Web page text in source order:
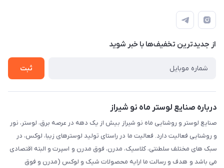
طبقه همکف واحد 131
درباره ما
تماس با ما
قوانین و مقررات
حریم خصوصی
راهنما
از جدید‌ترین تخفیف‌ها با‌ خبر شوید
ثبت
درباره صنایع لوستر ماه نو شیراز
صنایع لوستر و روشنایی ماه نو شیراز بیش از یک دهه در عرصه برق، لوستر، نور
و روشنایی فعالیت دارد. فعالیت ما در راستای تولید لوسترهای زیبا، لوکس، در
سبک های مختلف سلطنتی، کلاسیک، مدرن، فوق مدرن و اسپرت و البته اقتصادی
می باشد و هدف و رسالت ما ارایه محصولات شیک و لوکس (مدرن و فوق